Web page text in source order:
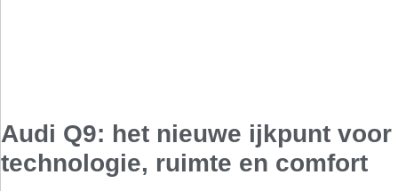
Audi Q9: het nieuwe ijkpunt voor
technologie, ruimte en comfort